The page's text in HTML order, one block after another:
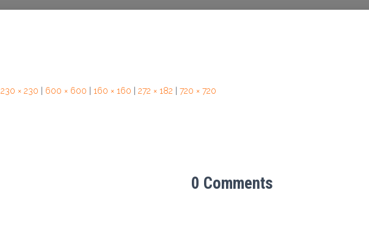
230 × 230 600 × 600 160 × 160 272 × 182 720 × 720
0 Comments